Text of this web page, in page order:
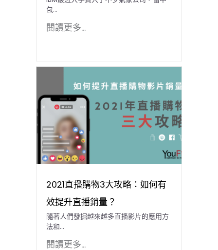
包...
閱讀更多...
2021直播購物3大攻略：如何有
效提升直播銷量？
隨著人們發掘越來越多直播影片的應用方
法和...
閱讀更多...